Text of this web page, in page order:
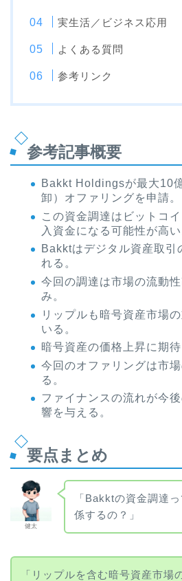
実生活／ビジネス応用
よくある質問
参考リンク
参考記事概要
Bakkt Holdingsが最大10
卸）オファリングを申請。
この資金調達はビットコ
入資金になる可能性が高い
Bakktはデジタル資産取引
れる。
今回の調達は市場の流動
み。
リップルも暗号資産市場
いる。
暗号資産の価格上昇に期待
今回のオファリングは市
る。
ファイナンスの流れが今
響を与える。
要点まとめ
健太
「Bakktの資金調達
係するの？」
「リップルを含む暗号資産市場